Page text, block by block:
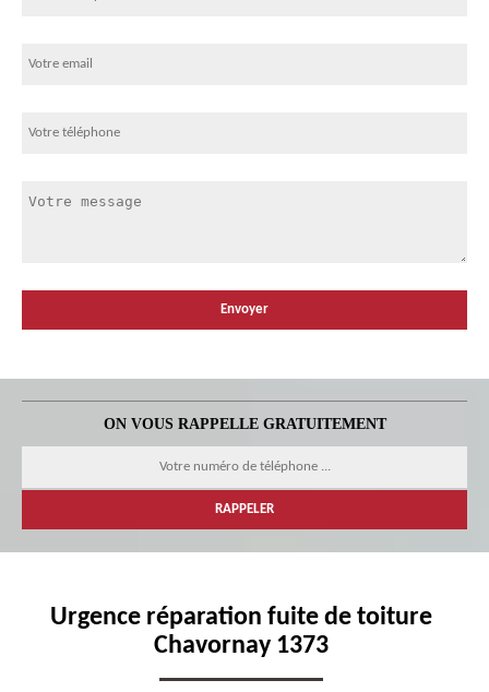
ON VOUS RAPPELLE GRATUITEMENT
Urgence réparation fuite de toiture
Chavornay 1373